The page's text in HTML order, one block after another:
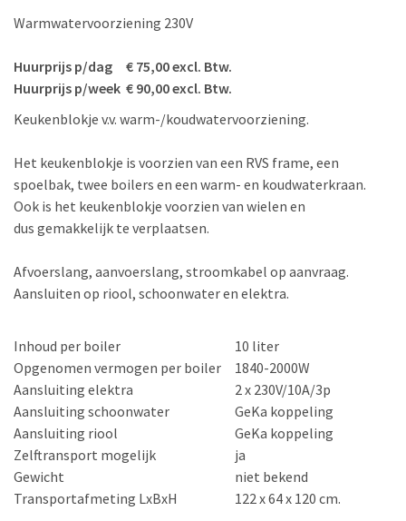
Warmwatervoorziening 230V
Huurprijs p/dag € 75,00 excl. Btw.
Huurprijs p/week € 90,00 excl. Btw.
Keukenblokje v.v. warm-/koudwatervoorziening.
Het keukenblokje is voorzien van een RVS frame, een
spoelbak, twee boilers en een warm- en koudwaterkraan.
Ook is het keukenblokje voorzien van wielen en
dus gemakkelijk te verplaatsen.
Afvoerslang, aanvoerslang, stroomkabel op aanvraag.
Aansluiten op riool, schoonwater en elektra.
Inhoud per boiler
10 liter
Opgenomen vermogen per boiler 1840-2000W
Aansluiting elektra
2 x 230V/10A/3p
Aansluiting schoonwater
GeKa koppeling
Aansluiting riool
GeKa koppeling
Zelftransport mogelijk
ja
Gewicht
niet bekend
Transportafmeting LxBxH
122 x 64 x 120 cm.